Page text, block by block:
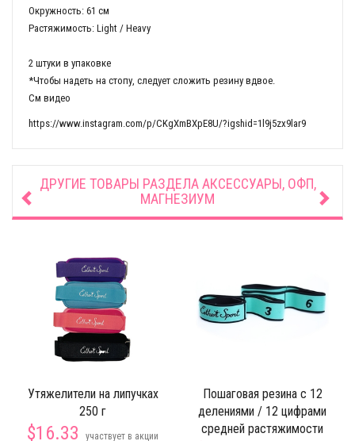
Окружность: 61 см
Растяжимость: Light / Heavy
2 штуки в упаковке
*Чтобы надеть на стопу, следует сложить резину вдвое.
См видео
https://www.instagram.com/p/CKgXmBXpE8U/?igshid=1l9j5zx9lar9
ДРУГИЕ ТОВАРЫ РАЗДЕЛААКСЕССУАРЫ, ОФП,
МАГНЕЗИУМ
Утяжелители на липучках
250 г
$16.33 участвует в акции
Пошаговая резина с 12
делениями / 12 цифрами
средней растяжимости